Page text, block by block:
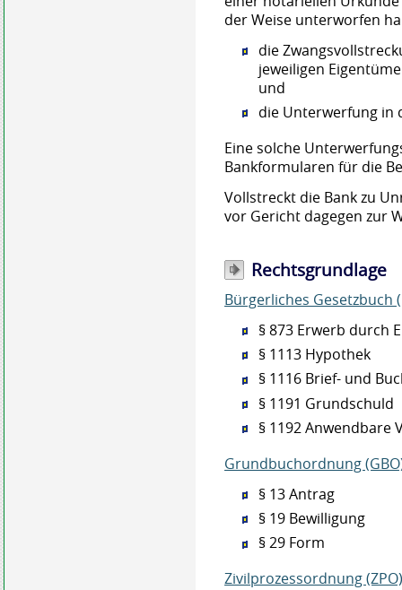
der Weise unterworfen
die
jeweiligen
und
die Unterwerfung in
Eine solche
Bankformularen für die
Vollstreckt die Bank zu
vor Gericht dagegen zur
Rechtsgrundlage
Bürgerliches Gesetzbuch
§ 873 Erwerb durch
§ 1113 Hypothek
§ 1116 Brief- und
§ 1191 Grundschuld
§ 1192 Anwendbare
Grundbuchordnung
§ 13 Antrag
§ 19 Bewilligung
§ 29 Form
Zivilprozessordnung